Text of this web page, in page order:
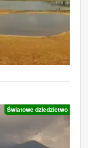
Światowe dziedzictwo